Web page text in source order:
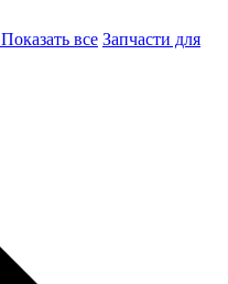
Показать все Запчасти для